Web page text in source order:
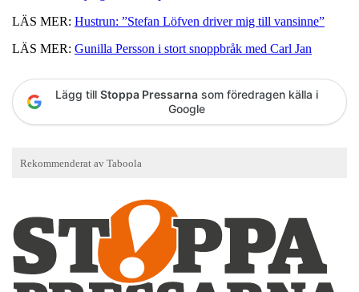
LÄS MER: Hustrun: ”Stefan Löfven driver mig till vansinne”
LÄS MER: Gunilla Persson i stort snoppbråk med Carl Jan
Lägg till Stoppa Pressarna som föredragen källa i
Google